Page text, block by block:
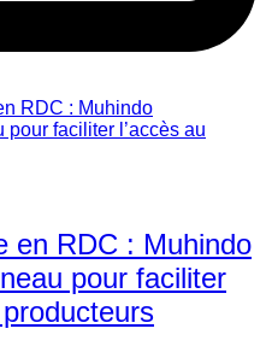
en RDC : Muhindo
pour faciliter